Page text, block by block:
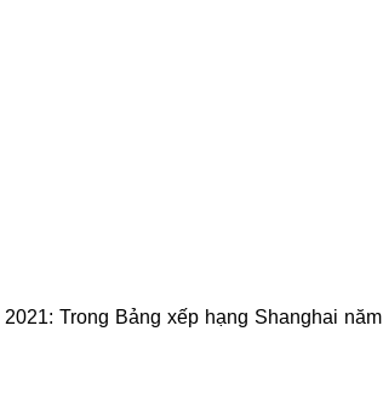
Trong Bảng xếp hạng Shanghai